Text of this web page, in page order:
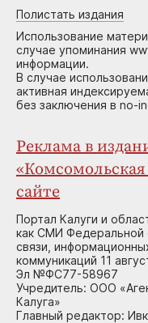
Полистать издания
Использование
случае упоминания
информации.
В случае
активная
без заключения в no-
Реклама в
сайте
Портал Калуги и
как СМИ Федеральной
связи,
коммуникаций 11
Эл №ФС77-58967
Учредитель: ООО
Калуга»
Главный редактор: